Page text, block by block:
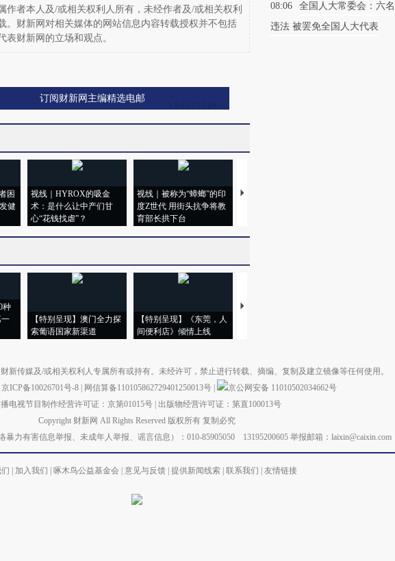
者本人及/或相关权利人所有，未经作者及/或相关权利
。财新网对相关媒体的网站信息内容转载授权并不包括
财新网的立场和观点。
订阅财新网主编精选电邮
困
健
视线｜HYROX的吸金
术：是什么让中产们甘
心“花钱找虐”？
视线｜被称为“蟑螂”的印
度Z世代 用街头抗争将教
育部长拱下台
视线｜“入侵”还是“人道危
种
一
【特别呈现】澳门全力探
索葡语国家新渠道
【特别呈现】《东莞，人
间便利店》倾情上线
【推广】走进第四届链博
08:06
全国人大常委会：六
违法 被罢免全国人大代表
新传媒及/或相关权利人专属所有或持有。未经许可，禁止进行转载、摘编、复制及建立镜像等任何使用。
京ICP备10026701号-8 网信算备110105862729401250013号
京公网安备 11010502034662号
电视节目制作经营许可证：京第01015号 出版物经营许可证：第直100013号
Copyright 财新网 All Rights Reserved 版权所有 复制必究
力有害信息举报、未成年人举报、谣言信息）：010-85905050 13195200605 举报邮箱：laixin@caixin.com
加入我们 啄木鸟公益基金会 意见与反馈 提供新闻线索 联系我们 友情链接